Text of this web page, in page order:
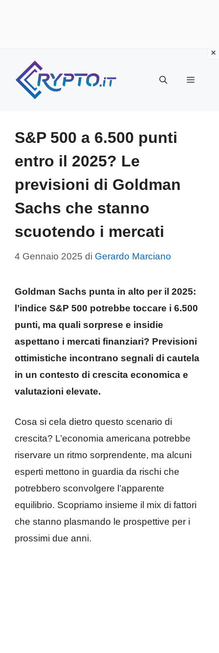
contenuto
Menu
S&P 500 a 6.500 punti
entro il 2025? Le
previsioni di Goldman
Sachs che stanno
scuotendo i mercati
4 Gennaio 2025 di Gerardo Marciano
Goldman Sachs punta in alto per il 2025:
l’indice S&P 500 potrebbe toccare i 6.500
punti, ma quali sorprese e insidie
aspettano i mercati finanziari? Previsioni
ottimistiche incontrano segnali di cautela
in un contesto di crescita economica e
valutazioni elevate.
Cosa si cela dietro questo scenario di
crescita? L’economia americana potrebbe
riservare un ritmo sorprendente, ma alcuni
esperti mettono in guardia da rischi che
potrebbero sconvolgere l’apparente
equilibrio. Scopriamo insieme il mix di fattori
che stanno plasmando le prospettive per i
prossimi due anni.